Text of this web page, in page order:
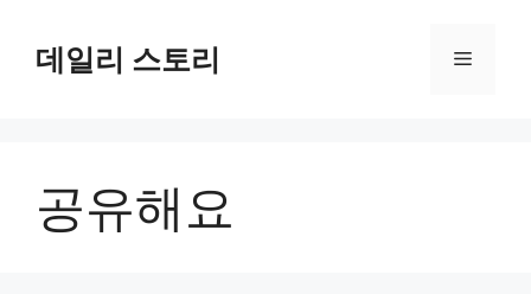
데일리 스토리 메
공유해요